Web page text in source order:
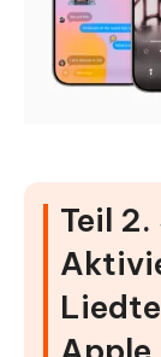
Teil